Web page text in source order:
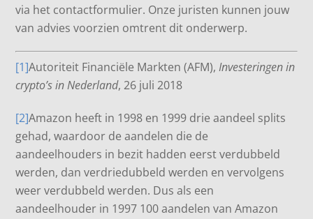
via het contactformulier. Onze juristen kunnen jouw
van advies voorzien omtrent dit onderwerp.
[1]Autoriteit Financiële Markten (AFM),Investeringen in
crypto’s in Nederland, 26 juli 2018
[2]Amazon heeft in 1998 en 1999 drie aandeel splits
gehad, waardoor de aandelen die de
aandeelhouders in bezit hadden eerst verdubbeld
werden, dan verdriedubbeld werden en vervolgens
weer verdubbeld werden. Dus als een
aandeelhouder in 1997 100 aandelen van Amazon